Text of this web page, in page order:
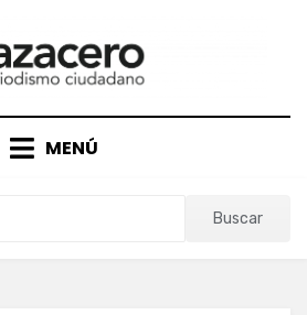
MENÚ
Buscar